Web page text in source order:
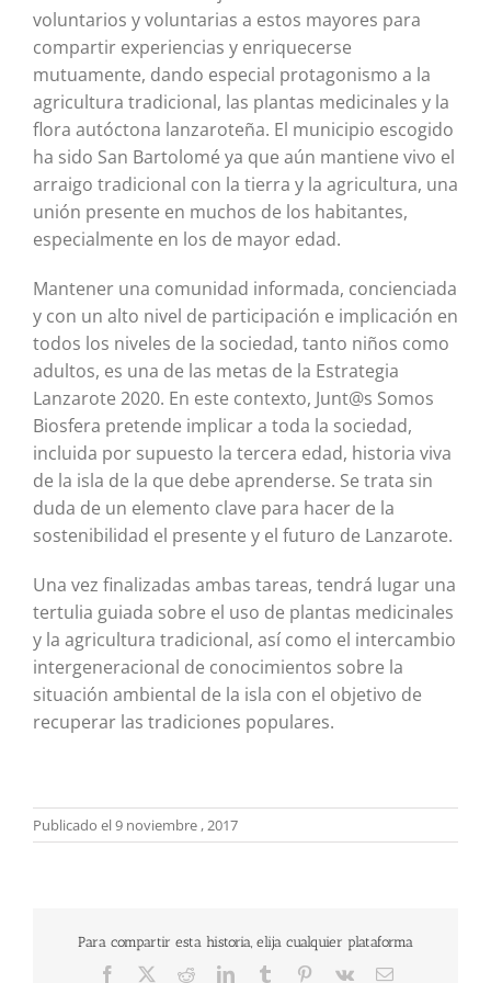
voluntarios y voluntarias a estos mayores para
compartir experiencias y enriquecerse
mutuamente, dando especial protagonismo a la
agricultura tradicional, las plantas medicinales y la
flora autóctona lanzaroteña. El municipio escogido
ha sido San Bartolomé ya que aún mantiene vivo el
arraigo tradicional con la tierra y la agricultura, una
unión presente en muchos de los habitantes,
especialmente en los de mayor edad.
Mantener una comunidad informada, concienciada
y con un alto nivel de participación e implicación en
todos los niveles de la sociedad, tanto niños como
adultos, es una de las metas de la Estrategia
Lanzarote 2020. En este contexto, Junt@s Somos
Biosfera pretende implicar a toda la sociedad,
incluida por supuesto la tercera edad, historia viva
de la isla de la que debe aprenderse. Se trata sin
duda de un elemento clave para hacer de la
sostenibilidad el presente y el futuro de Lanzarote.
Una vez finalizadas ambas tareas, tendrá lugar una
tertulia guiada sobre el uso de plantas medicinales
y la agricultura tradicional, así como el intercambio
intergeneracional de conocimientos sobre la
situación ambiental de la isla con el objetivo de
recuperar las tradiciones populares.
Publicado el 9 noviembre , 2017
Para compartir esta historia, elija cualquier plataforma
Facebook RedditLinkedInTumblr Pinterest
Vk
Correo